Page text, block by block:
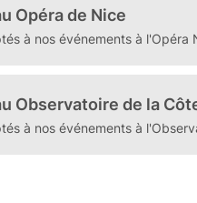
Opéra de Nice
à nos événements à l'Opéra
Observatoire de la
à nos événements à